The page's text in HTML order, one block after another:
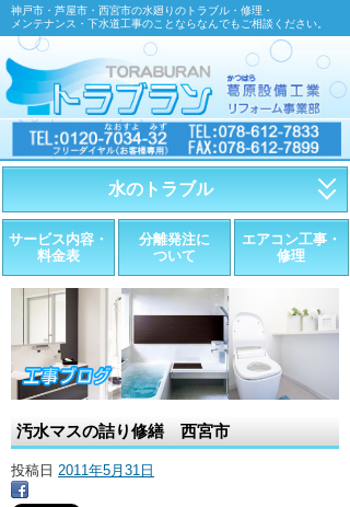
神戸市・芦屋市・西宮市の水廻りのトラブル・修理・
メンテナンス・下水道工事のことならなんでもご相談ください。
水のトラブル
・トイレが詰まったら
・トイレが漏れたら
・水道管が漏れたら
・排水が詰まったら
・水栓金具の取替え
・ここに水栓がほしい
サービス内容・
料金表
分離発注に
ついて
エアコン工事・
修理
汚水マスの詰り修繕 西宮市
投稿日 2011年5月31日